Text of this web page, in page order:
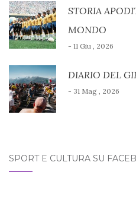
STORIA
MONDO
- 11 Giu , 2026
DIARIO DEL
- 31 Mag , 2026
SPORT E CULTURA SU